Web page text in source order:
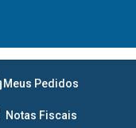
Meus Pedidos
Notas Fiscais